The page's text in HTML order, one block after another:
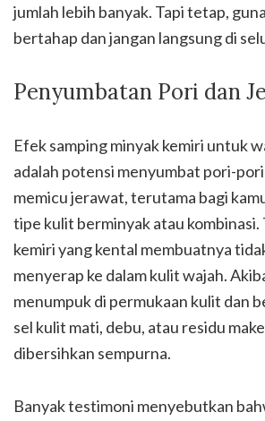
jumlah lebih banyak. Tapi tetap,
bertahap dan jangan langsung di
Penyumbatan Pori dan
Efek samping minyak kemiri untuk
adalah potensi menyumbat pori-
memicu jerawat, terutama bagi
tipe kulit berminyak atau
kemiri yang kental membuatnya
menyerap ke dalam kulit wajah.
menumpuk di permukaan kulit dan
sel kulit mati, debu, atau residu
dibersihkan sempurna.
Banyak testimoni menyebutkan